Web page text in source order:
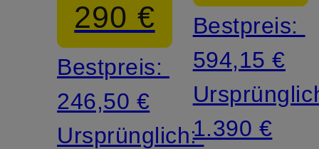
SPORT
290 €
Bestpreis:
246,50 €
Ursprünglich:
Bestpreis:
594,15 €
1.390 €